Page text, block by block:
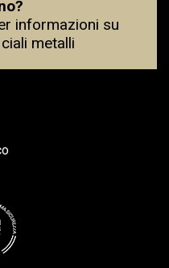
informazioni su
metalli